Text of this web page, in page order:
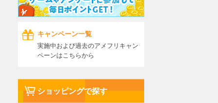
キャンペーン一覧
実施中および過去のアメフリキャン
ペーンはこちらから
ショッピングで探す